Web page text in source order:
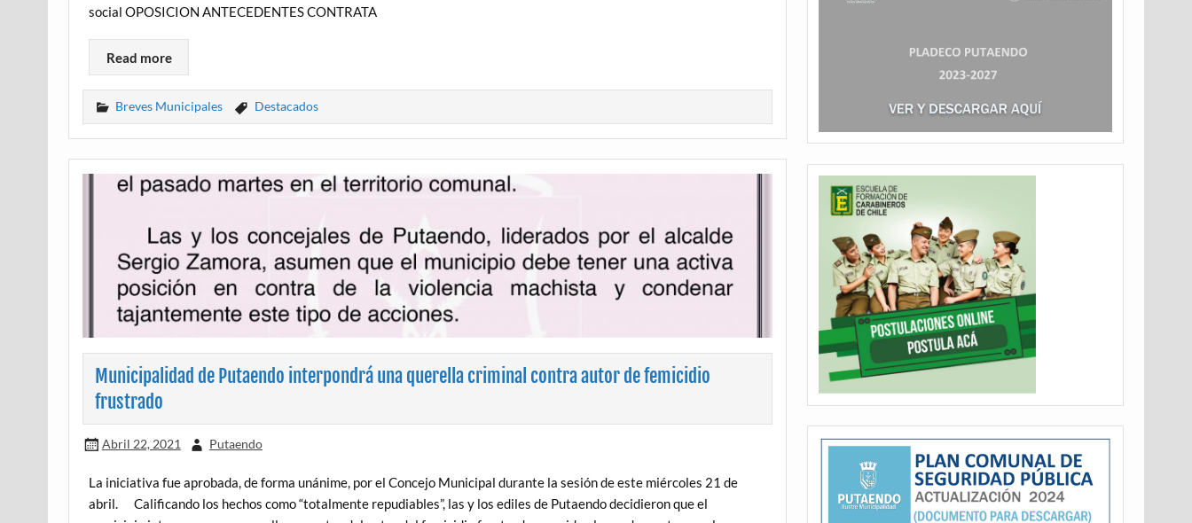
social OPOSICION ANTECEDENTES CONTRATA
Read more
Breves Municipales Destacados
Municipalidad de Putaendo interpondrá una querella criminal contra autor de femicidio
frustrado
Abril 22, 2021 Putaendo
La iniciativa fue aprobada, de forma unánime, por el Concejo Municipal durante la sesión de este miércoles 21 de
abril. Calificando los hechos como “totalmente repudiables”, las y los ediles de Putaendo decidieron que el